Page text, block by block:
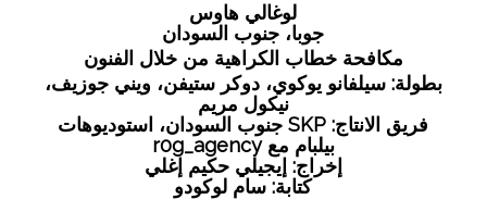
لوغالي هاوس
جوبا، جنوب السودان
مكافحة خطاب الكراهية من خلال الفنون
بطولة: سيلفانو يوكوي، دوكر ستيفن، ويني جوزيف،
نيكول مريم
فريق الانتاج: SKP جنوب السودان، استوديوهات
بيلبام مع r0g_agency
إخراج: إيجيلي حكيم إغلي
كتابة: سام لوكودو